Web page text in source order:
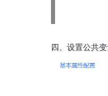
四、设置公共